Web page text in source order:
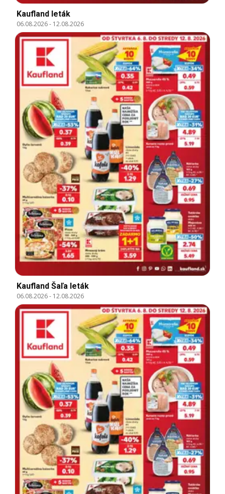
Kaufland leták
06.08.2026- 12.08.2026
Kaufland Šaľa leták
06.08.2026- 12.08.2026